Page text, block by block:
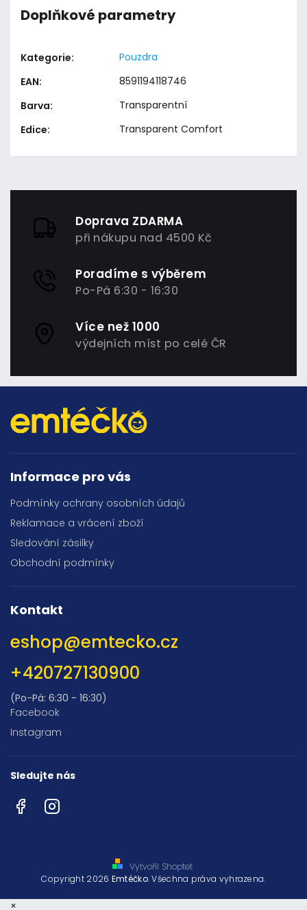
Doplňkové parametry
Kategorie:
Pouzdra
EAN:
8591194118746
Barva:
Transparentní
Edice: Transparent Comfort
Doprava ZDARMA
při nákupu nad 4500 Kč
Poradíme s výběrem
Po-Pá 6:30 - 16:30
Více než 1000
výdejních míst po celé ČR
Informace pro vás
Podmínky ochrany osobních údajů
Reklamace a vrácení zboží
Sledování zásilky
Obchodní podmínky
Kontakt
eshop@emtecko.cz
+420727130900
(Po-Pá: 6:30 - 16:30)
Facebook
Instagram
Sledujte nás
FacebookInstagram
Vytvořil Shoptet
Copyright 2026 Emtéčko. Všechna práva vyhrazena.
×